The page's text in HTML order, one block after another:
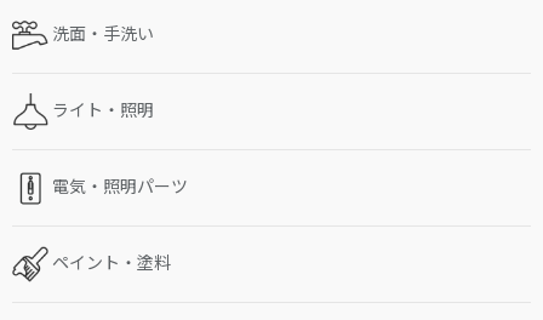
洗面・手洗い
ライト・照明
電気・照明パーツ
ペイント・塗料